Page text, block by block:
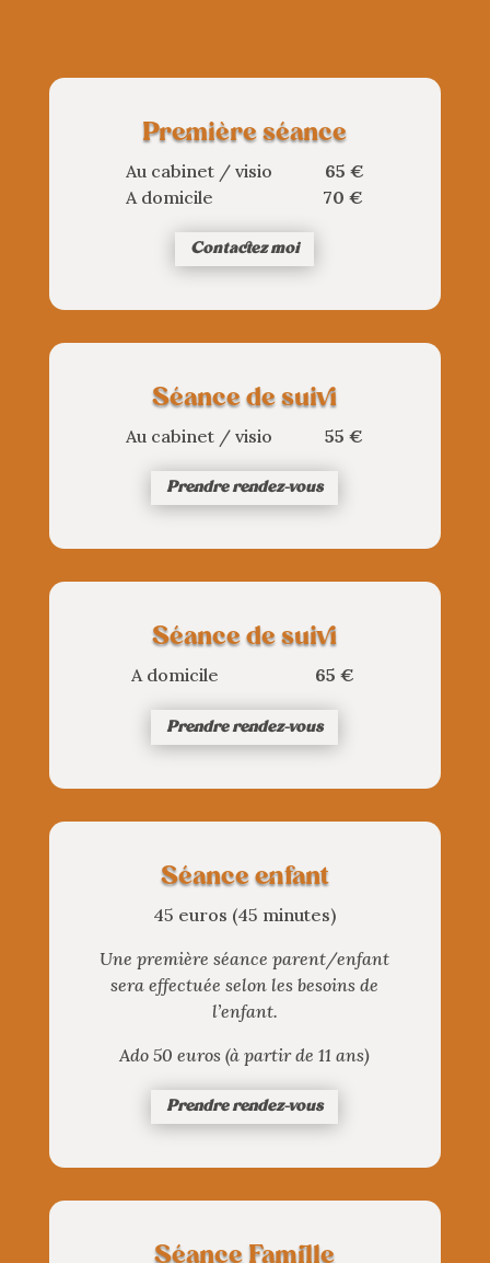
Première séance
Au cabinet / visio 65 €
A domicile 70 €
Contactez moi
Séance de suivi
Au cabinet / visio55 €
Prendre rendez-vous
Séance de suivi
A domicile 65 €
Prendre rendez-vous
Séance enfant
45 euros (45 minutes)
Une première séance parent/enfant
sera effectuée selon les besoins de
l’enfant.
Ado 50 euros (à partir de 11 ans)
Prendre rendez-vous